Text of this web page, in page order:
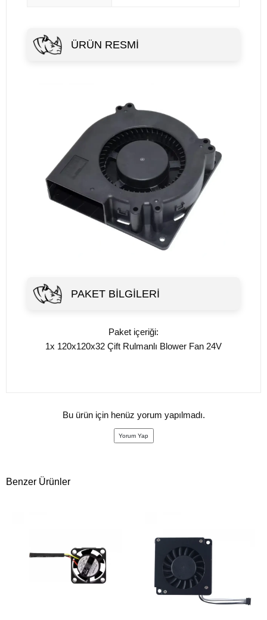
ÜRÜN RESMİ
PAKET BILGILERI
Paket içeriği:
1x 120x120x32 Çift Rulmanlı Blower Fan 24V
Bu ürün için henüz yorum yapılmadı.
Yorum Yap
Benzer Ürünler